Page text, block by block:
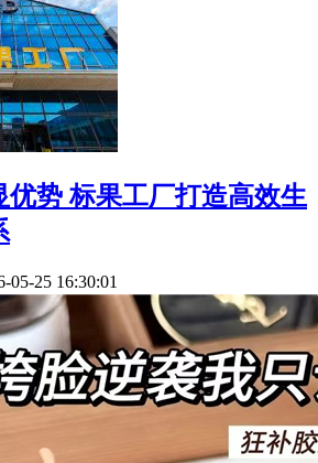
优势 标果工厂打造高效生
05-25 16:30:01